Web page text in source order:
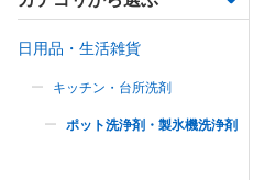
日用品・生活雑貨
キッチン・台所洗剤
ポット洗浄剤・製氷機洗浄剤